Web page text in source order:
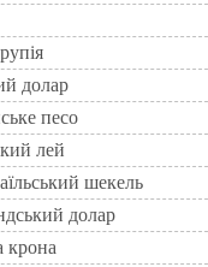
долар
песо
лей
шекель
долар
крона